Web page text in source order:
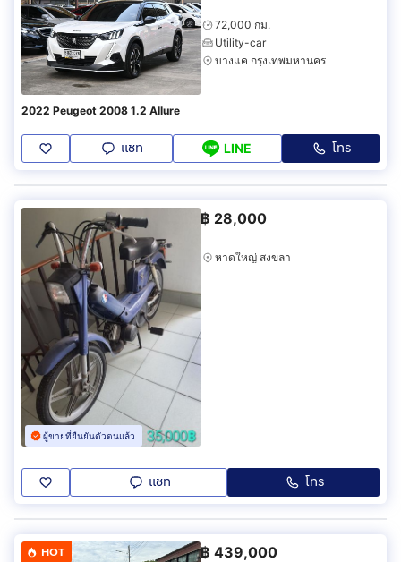
72,000 กม.
Utility-car
บางแค กรุงเทพมหานคร
2022 Peugeot 2008 1.2 Allure
แชท LINE โทร
ผู้ขายที่ยืนยันตัวตนแล้ว
฿ 28,000
หาดใหญ่ สงขลา
แชท โทร
HOT ฿ 439,000